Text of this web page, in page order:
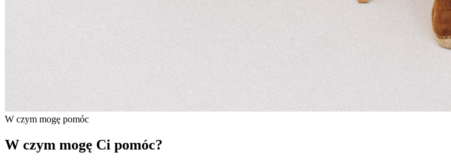
W czym mogę pomóc
W czym mogę Ci pomóc?